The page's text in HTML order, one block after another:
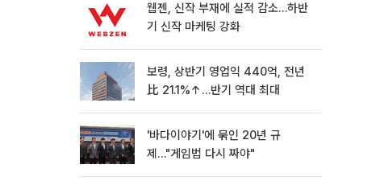
웹젠, 신작 부재에 실적 감소…하반
기 신작 마케팅 강화
보령, 상반기 영업익 440억, 전년
比 21.1%↑…반기 역대 최대
'바다이야기'에 묶인 20년 규
제…"게임법 다시 짜야"